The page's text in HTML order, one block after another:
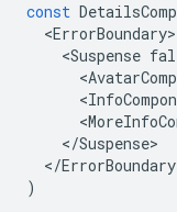
const
<ErrorBoundary
<Suspense
<
<
<
</Suspense
</ErrorBoundary
)